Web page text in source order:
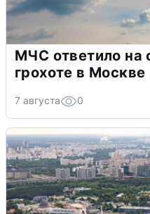
МЧС ответило на
грохоте в Москве
7 августа 0